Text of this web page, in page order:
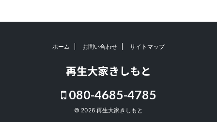
ホーム お問い合わせ サイトマップ
再生大家きしもと
080-4685-4785
© 2026 再生大家きしもと